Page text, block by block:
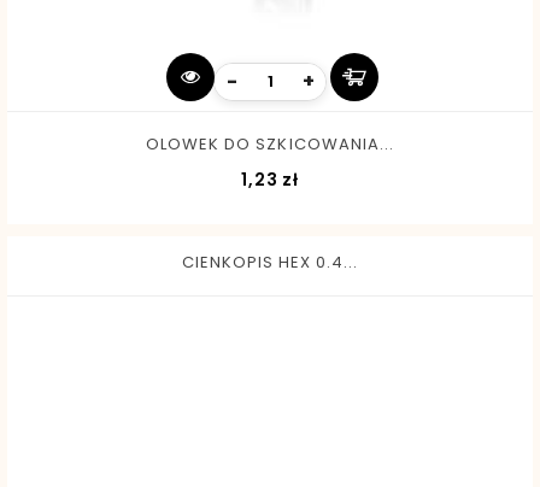
- +
OLOWEK DO SZKICOWANIA...
1,23 zł
CIENKOPIS HEX 0.4...